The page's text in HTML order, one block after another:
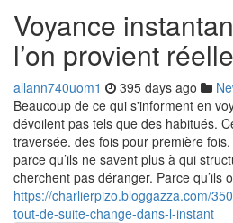
Voyance
l’on provient
allann740uom1 395 days ago
Beaucoup de ce qui s'informent en
dévoilent pas tels que des habitués.
traversée. des fois pour première
parce qu’ils ne savent plus à qui
cherchent pas déranger. Parce qu’ils
https://charlierpizo.bloggazza.com/
tout-de-suite-change-dans-l-instant